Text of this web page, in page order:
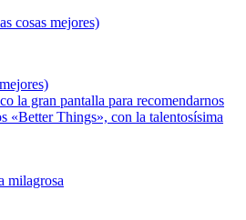
la gran pantalla para recomendarnos
«Better Things», con la talentosísima